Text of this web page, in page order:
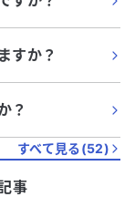
すか？
？
すべて見る(52)
事